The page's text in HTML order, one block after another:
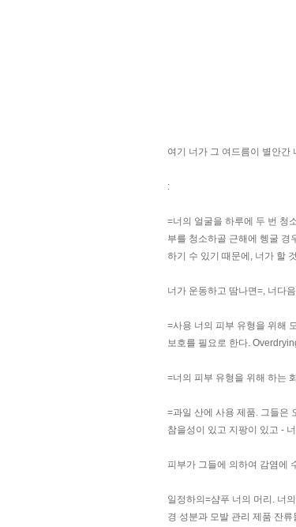
여기 너가 그 여드름이 별안간
:
=너의 얼굴을 하루에 두 번 청
부를 청소하골 근해에 헹굴 경
하기 수 있기 때문에, 너가 할
너가 운동하고 땀나면=, 너다
=사용 너의 피부 유형을 위해
보호를 필요로 한다.
=너의 피부 유형을 위해 하는
=과일 산에 사용 제품. 그들은
참을성이 있고 지팡이 있고 -
피부가 그들에 의하여 감염에
일정하의=샴푸 너의 머리. 너
경 성분과 모발 관리 제품 잔